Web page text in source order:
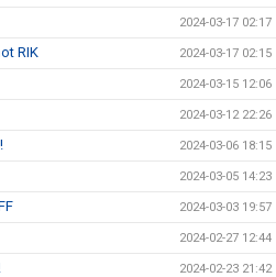
2024-03-17 02:17
RIK 2024-03-17 02:15
2024-03-15 12:06
2024-03-12 22:26
2024-03-06 18:15
2024-03-05 14:23
2024-03-03 19:57
2024-02-27 12:44
2024-02-23 21:42